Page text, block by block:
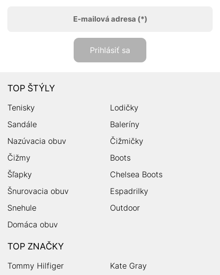
E-mailová adresa (*)
Prihlásiť sa
TOP ŠTÝLY
Tenisky
Lodičky
Sandále
Baleríny
Nazúvacia obuv
Čižmičky
Čižmy
Boots
Šľapky
Chelsea Boots
Šnurovacia obuv
Espadrilky
Snehule
Outdoor
Domáca obuv
TOP ZNAČKY
Tommy Hilfiger
Kate Gray